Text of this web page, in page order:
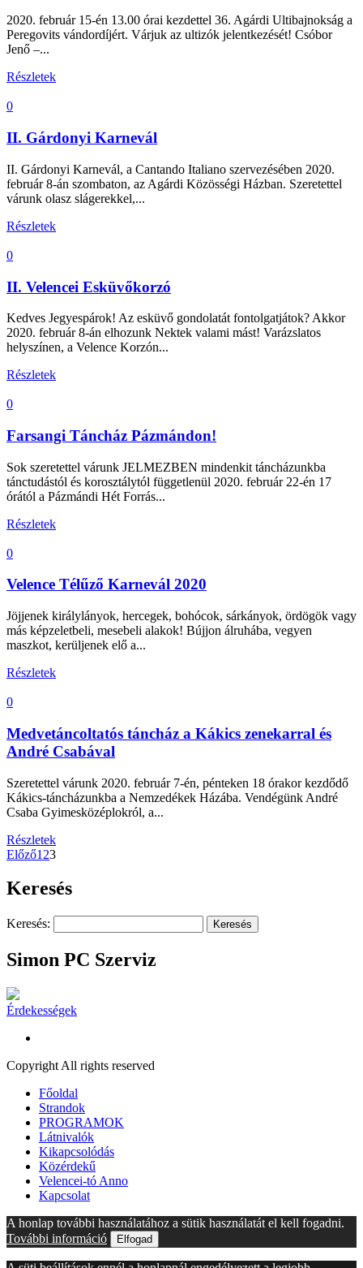
2020. február 15-én 13.00 órai kezdettel 36. Agárdi Ultibajnokság a
Peregovits vándordíjért. Várjuk az ultizók jelentkezését! Csóbor
Jenő –...
Részletek
0
II. Gárdonyi Karnevál
II. Gárdonyi Karnevál, a Cantando Italiano szervezésében 2020.
február 8-án szombaton, az Agárdi Közösségi Házban. Szeretettel
várunk olasz slágerekkel,...
Részletek
0
II. Velencei Esküvőkorzó
Kedves Jegyespárok! Az esküvő gondolatát fontolgatjátok? Akkor
2020. február 8-án elhozunk Nektek valami mást! Varázslatos
helyszínen, a Velence Korzón...
Részletek
0
Farsangi Táncház Pázmándon!
Sok szeretettel várunk JELMEZBEN mindenkit táncházunkba
tánctudástól és korosztálytól függetlenül 2020. február 22-én 17
órától a Pázmándi Hét Forrás...
Részletek
0
Velence Télűző Karnevál 2020
Jöjjenek királylányok, hercegek, bohócok, sárkányok, ördögök vagy
más képzeletbeli, mesebeli alakok! Bújjon álruhába, vegyen
maszkot, kerüljenek elő a...
Részletek
0
Medvetáncoltatós táncház a Kákics zenekarral és
André Csabával
Szeretettel várunk 2020. február 7-én, pénteken 18 órakor kezdődő
Kákics-táncházunkba a Nemzedékek Házába. Vendégünk André
Csaba Gyimesközéplokról, a...
Részletek
Előző1 23
Keresés
Keresés:
Simon PC Szerviz
Érdekességek
Copyright All rights reserved
Főoldal
Strandok
PROGRAMOK
Látnivalók
Kikapcsolódás
Közérdekű
Velencei-tó Anno
Kapcsolat
A honlap további használatához a sütik használatát el kell fogadni.
További információ
Elfogad